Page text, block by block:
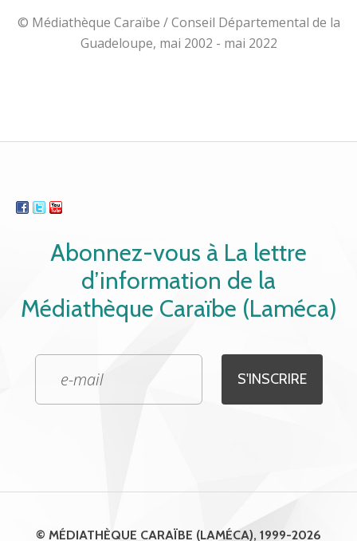
© Médiathèque Caraïbe / Conseil Départemental de la
Guadeloupe, mai 2002 - mai 2022
Abonnez-vous à La lettre
d’information de la
Médiathèque Caraïbe (Laméca)
© MÉDIATHÈQUE CARAÏBE (LAMÉCA), 1999-2026